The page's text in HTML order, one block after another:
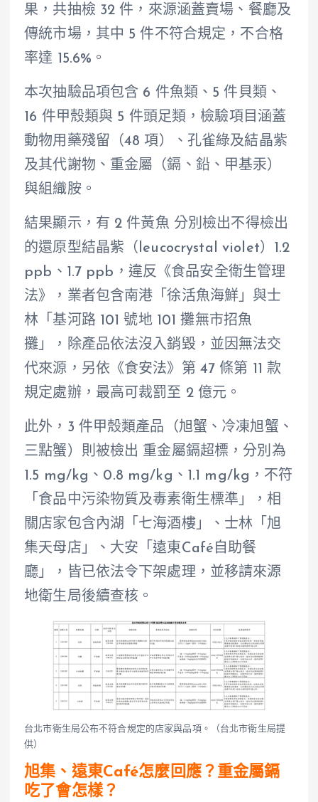
果，共抽檢 32 件，來源涵蓋賣場、餐廳及
傳統市場，其中 5 件不符合規定，不合格
率達 15.6%。
本次抽驗品項包含 6 件魚類、5 件貝類、
16 件甲殼類與 5 件頭足類，檢驗項目涵蓋
動物用藥殘留（48 項）、孔雀綠及結晶紫
及其代謝物、重金屬（鎘、鉛、甲基汞）
與組織胺。
結果顯示，有 2 件黃魚 分別檢出不得檢出
的還原型結晶紫（leucocrystal violet）1.2
ppb、1.7 ppb，違反《食品安全衛生管理
法》，業者包含南港「徐活魚海鮮」與士
林「基河路 101 號地 101 攤無市招魚
攤」，除產品依法沒入銷毀，並因無法交
代來源，另依《食安法》第 47 條第 11 款
規定處辦，最高可裁罰至 2 億元。
此外，3 件甲殼類產品（旭蟹、冷凍旭蟹、
三點蟹）則被檢出 重金屬鎘超標，分別為
1.5 mg/kg、0.8 mg/kg、1.1 mg/kg，不符
「食品中污染物質及毒素衛生標準」，相
關店家包含內湖「七海酒樓」、士林「旭
集天母店」、大安「遠東Café自助餐
廳」，皆已依法令下架處理，並移請來源
地衛生局後續查核。
台北市衛生局公布不符合規定的店家與品項。（台北市衛生局提
供）
旭集、遠東Café怎麼回應？重金屬鎘
吃了會怎樣？